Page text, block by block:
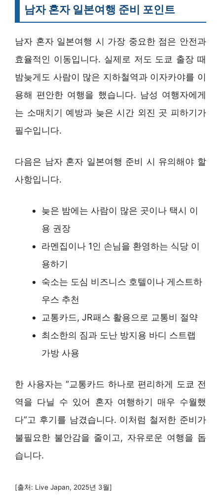
남자 혼자 일본여행 준비 포인트
남자 혼자 일본여행 시 가장 중요한 점은 안전과
효율적인 이동입니다. 실제로 저도 도쿄 출장 때
밤늦게도 사람이 많은 지하철역과 이자카야를 이
용해 편안한 여행을 했습니다. 남성 여행자에게
는 소매치기 예방과 늦은 시간 외진 곳 피하기가
필수입니다.
다음은 남자 혼자 일본여행 준비 시 유의해야 할
사항입니다.
늦은 밤에는 사람이 많은 곳이나 택시 이
용 권장
라멘집이나 1인 손님을 환영하는 식당 이
용하기
숙소는 도심 비즈니스 호텔이나 게스트하
우스 추천
교통카드, JR패스 활용으로 교통비 절약
최소한의 짐과 도난 방지용 바디 스트랩
가방 사용
한 사용자는 “교통카드 하나로 편리하게 도쿄 전
역을 다닐 수 있어 혼자 여행하기 매우 수월했
다”고 후기를 남겼습니다. 이처럼 철저한 준비가
불필요한 불안감을 줄이고, 자유로운 여행을 돕
습니다.
[출처: Live Japan, 2025년 3월]